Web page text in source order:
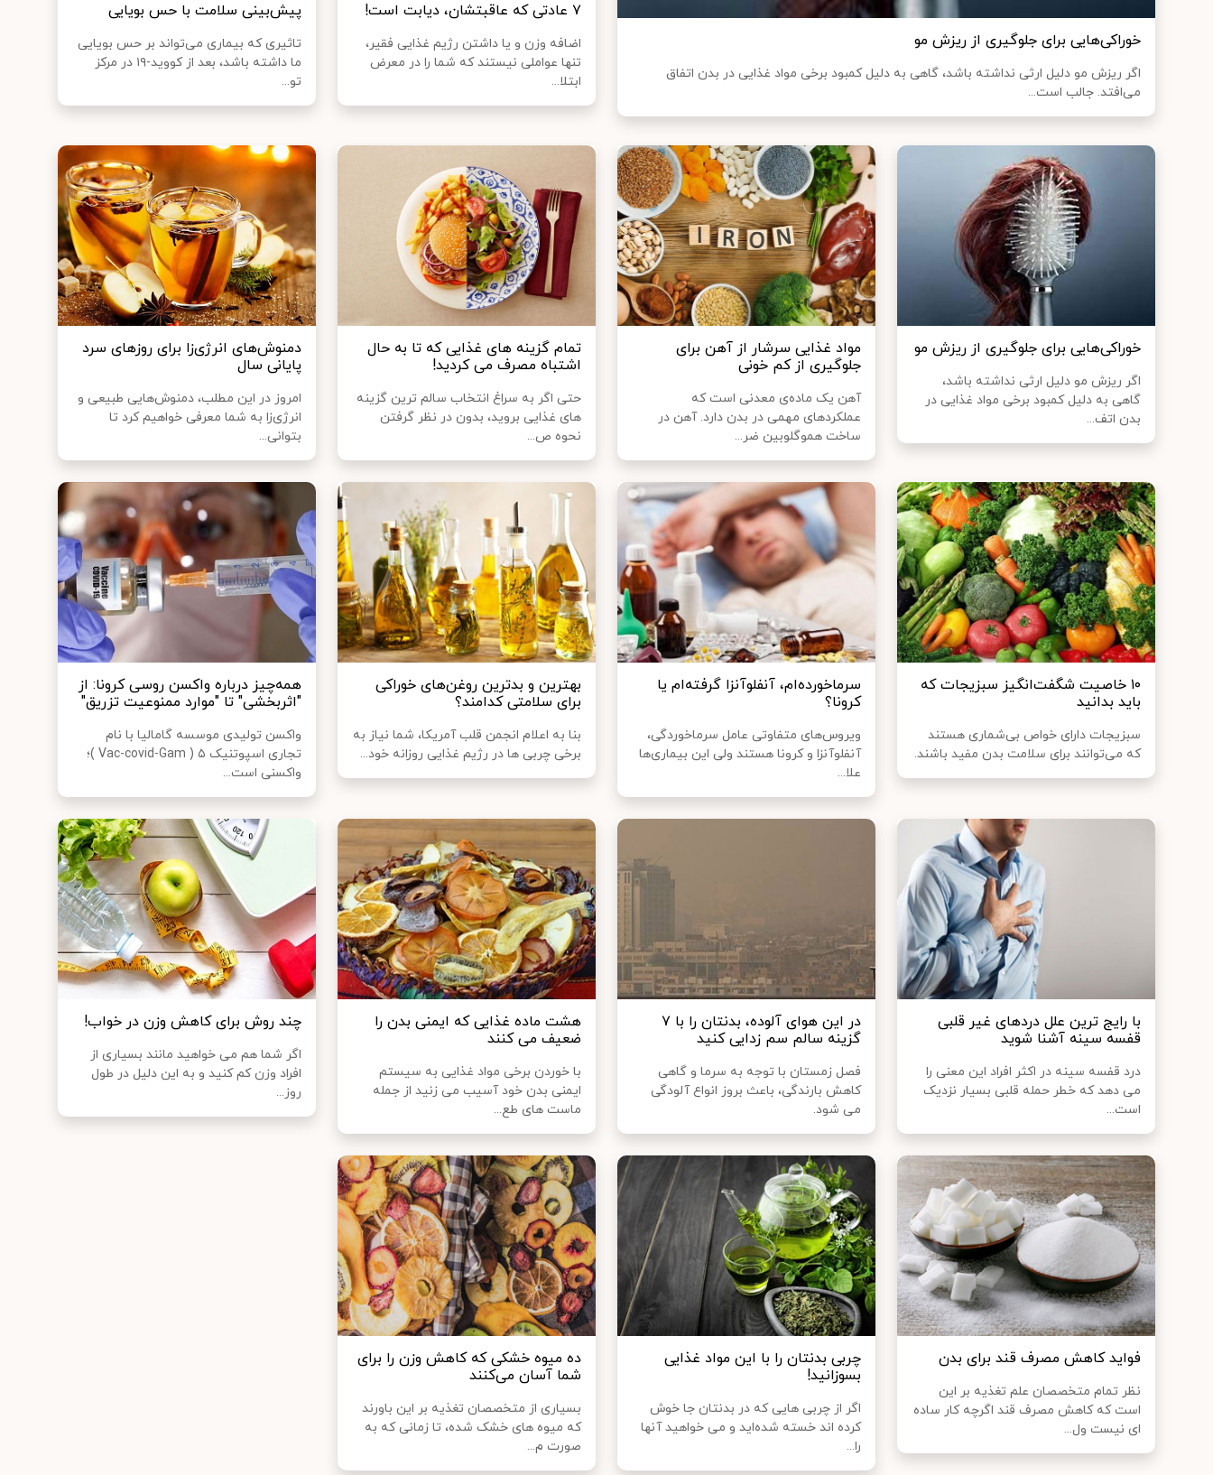
خوراکی‌هایی برای جلوگیری از ریزش مو
اگر ریزش مو دلیل ارثی نداشته باشد، گاهی به دلیل کمبود برخی مواد غذایی در بدن اتفاق
می‌افتد. جالب است...
۷ عادتی که عاقبتشان، دیابت است!
اضافه وزن و یا داشتن رژیم غذایی فقیر،
تنها عواملی نیستند که شما را در معرض
ابتلا...
پیش‌بینی سلامت با حس بویایی
تاثیری که بیماری می‌تواند بر حس بویایی
ما داشته باشد، بعد از کووید-۱۹ در مرکز
تو...
خوراکی‌هایی برای جلوگیری از ریزش مو
اگر ریزش مو دلیل ارثی نداشته باشد،
گاهی به دلیل کمبود برخی مواد غذایی در
بدن اتف...
مواد غذایی سرشار از آهن برای
جلوگیری از کم خونی
آهن یک ماده‌ی معدنی است که
عملکرد‌های مهمی در بدن دارد. آهن در
ساخت هموگلوبین ضر...
تمام گزینه های غذایی که تا به حال
اشتباه مصرف می کردید!
حتی اگر به سراغ انتخاب سالم ترین گزینه
های غذایی بروید، بدون در نظر گرفتن
نحوه ص...
دمنوش‌های انرژی‌زا برای روز‌های سرد
پایانی سال
امروز در این مطلب، دمنوش‌هایی طبیعی و
انرژی‌زا به شما معرفی خواهیم کرد تا
بتوانی...
۱۰ خاصیت شگفت‌انگیز سبزیجات که
باید بدانید
سبزیجات دارای خواص بی‌شماری هستند
که می‌توانند برای سلامت بدن مفید باشند.
سرماخورده‌ام، آنفلوآنزا گرفته‌ام یا
کرونا؟
ویروس‌های متفاوتی عامل سرماخوردگی،
آنفلوآنزا و کرونا هستند ولی این بیماری‌ها
علا...
بهترین و بدترین روغن‌های خوراکی
برای سلامتی کدامند؟
بنا به اعلام انجمن قلب آمریکا، شما نیاز به
برخی چربی ها در رژیم غذایی روزانه خود...
همه‌چیز درباره واکسن روسی کرونا: از
"اثربخشی" تا "موارد ممنوعیت تزریق"
واکسن تولیدی موسسه گامالیا با نام
تجاری اسپوتنیک ۵ ( Vac-covid-Gam )؛
واکسنی است...
با رایج ترین علل دردهای غیر قلبی
قفسه سینه آشنا شوید
درد قفسه سینه در اکثر افراد این معنی را
می دهد که خطر حمله قلبی بسیار نزدیک
است...
در این هوای آلوده، بدنتان را با ۷
گزینه سالم سم زدایی کنید
فصل زمستان با توجه به سرما و گاهی
کاهش بارندگی، باعث بروز انواع آلودگی
می شود.
هشت ماده غذایی که ایمنی بدن را
ضعیف می کنند
با خوردن برخی مواد غذایی به سیستم
ایمنی بدن خود آسیب می زنید از جمله
ماست های طع...
چند روش برای کاهش وزن در خواب!
اگر شما هم می خواهید مانند بسیاری از
افراد وزن کم کنید و به این دلیل در طول
روز...
فواید کاهش مصرف قند برای بدن
نظر تمام متخصصان علم تغذیه بر این
است که کاهش مصرف قند اگرچه کار ساده
ای نیست ول...
چربی بدنتان را با این مواد غذایی
بسوزانید!
اگر از چربی ‌هایی که در بدنتان جا خوش
کرده‌ اند خسته شده‌اید و می خواهید آنها
را...
ده میوه خشکی که کاهش وزن را برای
شما آسان می‌کنند
بسیاری از متخصصان تغذیه بر این باورند
که میوه های خشک شده، تا زمانی که به
صورت م...